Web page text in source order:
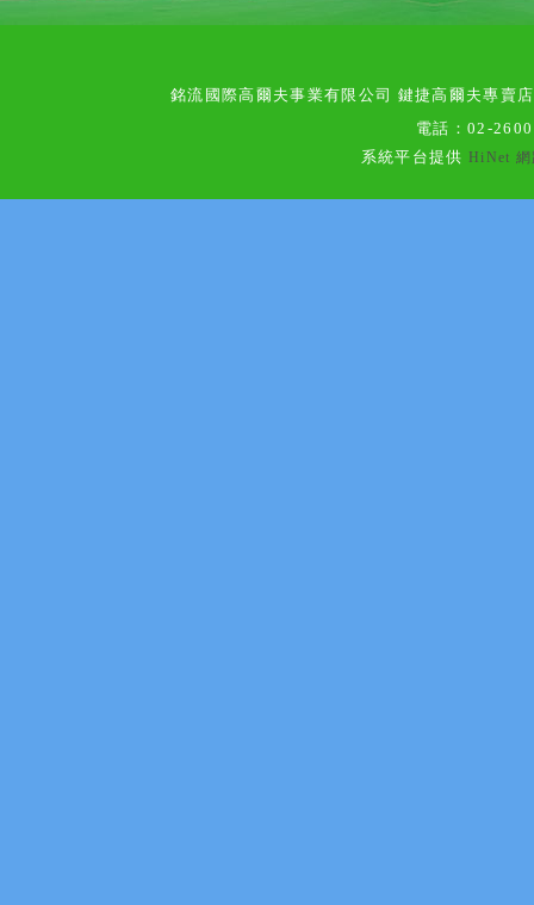
銘流國際高爾夫事業有限公司 鍵捷高爾夫專賣店
電話： 02-
系統平台提供HiNet 網